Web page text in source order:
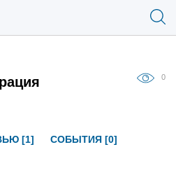
0
[1]
СОБЫТИЯ [0]